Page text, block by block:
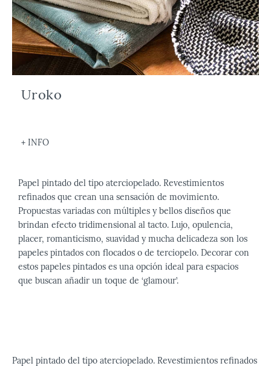
Uroko
+ INFO
Papel pintado del tipo aterciopelado. Revestimientos
refinados que crean una sensación de movimiento.
Propuestas variadas con múltiples y bellos diseños que
brindan efecto tridimensional al tacto. Lujo, opulencia,
placer, romanticismo, suavidad y mucha delicadeza son los
papeles pintados con flocados o de terciopelo. Decorar con
estos papeles pintados es una opción ideal para espacios
que buscan añadir un toque de ‘glamour’.
Papel pintado del tipo aterciopelado. Revestimientos refinados